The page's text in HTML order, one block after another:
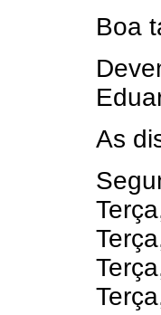
Boa
As